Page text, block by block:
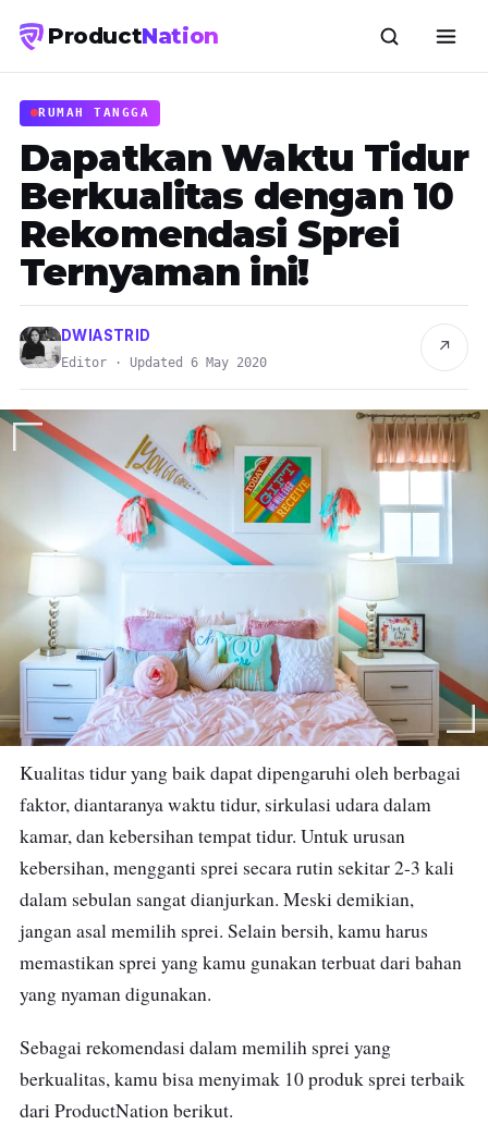
ProductNation
RUMAH TANGGA
Dapatkan Waktu Tidur
Berkualitas dengan 10
Rekomendasi Sprei
Ternyaman ini!
DWIASTRID
Editor · Updated 6 May 2020
↗
Kualitas tidur yang baik dapat dipengaruhi oleh berbagai
faktor, diantaranya waktu tidur, sirkulasi udara dalam
kamar, dan kebersihan tempat tidur. Untuk urusan
kebersihan, mengganti sprei secara rutin sekitar 2-3 kali
dalam sebulan sangat dianjurkan. Meski demikian,
jangan asal memilih sprei. Selain bersih, kamu harus
memastikan sprei yang kamu gunakan terbuat dari bahan
yang nyaman digunakan.
Sebagai rekomendasi dalam memilih sprei yang
berkualitas, kamu bisa menyimak 10 produk sprei terbaik
dari ProductNation berikut.